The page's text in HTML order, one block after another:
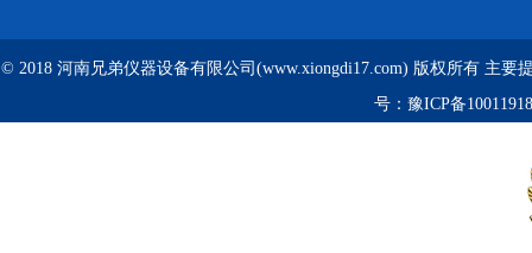
© 2018 河南兄弟仪器设备有限公司(www.xiongdi17.com) 版权所有 主要
号： 豫ICP备